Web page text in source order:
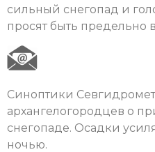
сильный снегопад и
просят быть предельно
Синоптики
архангелогородцев о
снегопаде. Осадки
ночью.